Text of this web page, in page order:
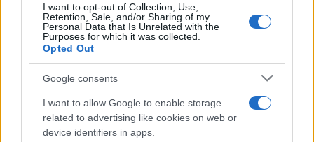
I want to opt-out of Collection, Use,
Retention, Sale, and/or Sharing of my
Personal Data that Is Unrelated with the
Purposes for which it was collected.
Opted Out
Google consents
I want to allow Google to enable storage
related to advertising like cookies on web or
device identifiers in apps.
Μάχες του Spicheren και του Wörth, ο
γερμανικός στρατός διαλύει τους
Γάλλους